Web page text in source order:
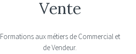
Vente
Formations aux métiers de Commercial et
de Vendeur.